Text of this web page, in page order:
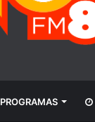
PROGRAMAS